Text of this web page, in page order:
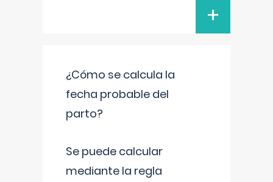
+
¿Cómo se calcula la
fecha probable del
parto?
Se puede calcular
mediante la regla